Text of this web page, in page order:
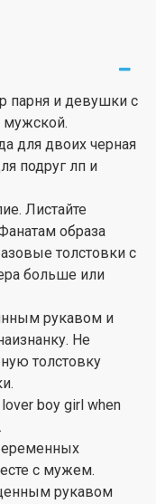
парня и девушки с
мужской.
для двоих черная
подруг лп и
Листайте
образа
толстовки с
больше или
рукавом и
Не
толстовку
boy girl when
с мужем.
рукавом